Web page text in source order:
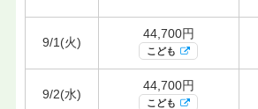
9/1(火)
44,700円
こども
9/2(水)
44,700円
こども